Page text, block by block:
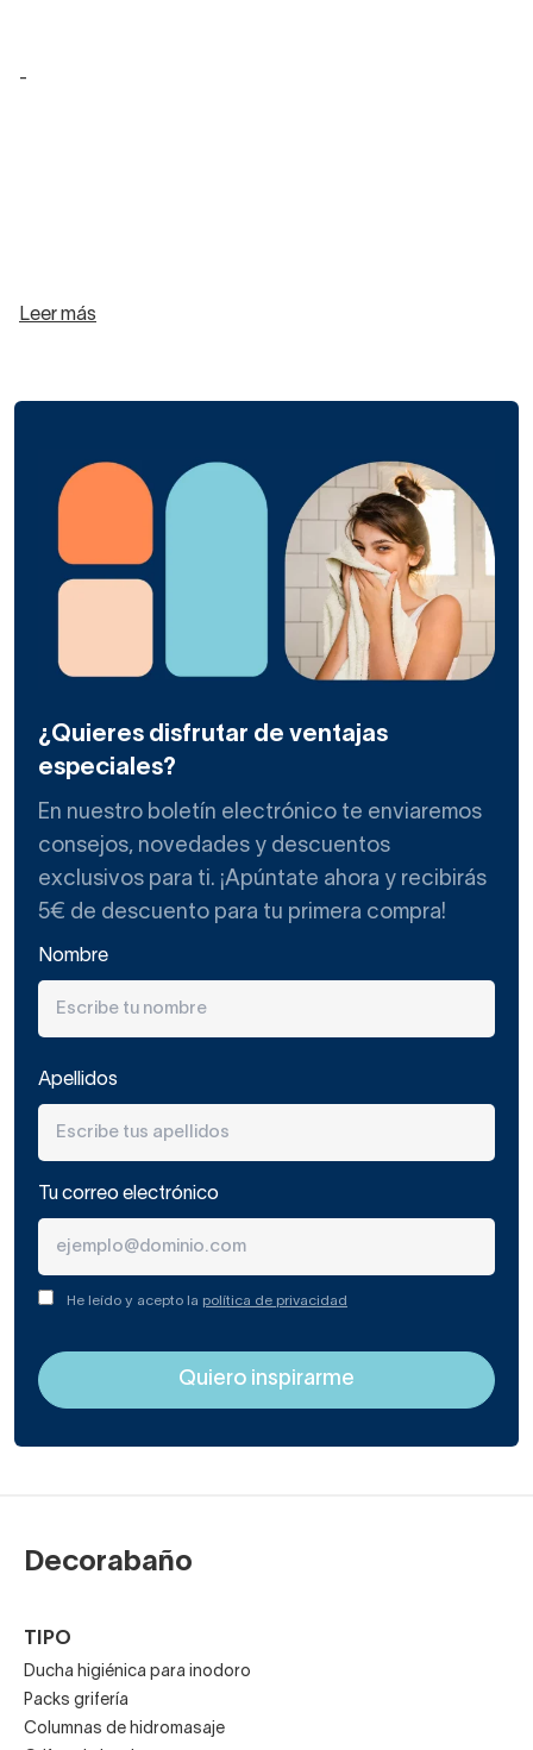
-
Leer más
¿Quieres disfrutar de ventajas
especiales?
En nuestro boletín electrónico te enviaremos
consejos, novedades y descuentos
exclusivos para ti. ¡Apúntate ahora y recibirás
5€ de descuento para tu primera compra!
Nombre
Apellidos
Tu correo electrónico
He leído y acepto la política de privacidad
Decorabaño
TIPO
Ducha higiénica para inodoro
Packs grifería
Columnas de hidromasaje